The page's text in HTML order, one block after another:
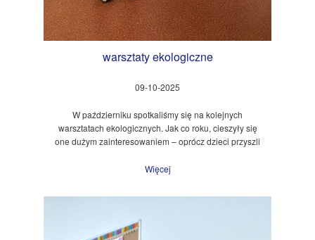
warsztaty ekologiczne
09-10-2025
W październiku spotkaliśmy się na kolejnych
warsztatach ekologicznych. Jak co roku, cieszyły się
one dużym zainteresowaniem – oprócz dzieci przyszli
Więcej